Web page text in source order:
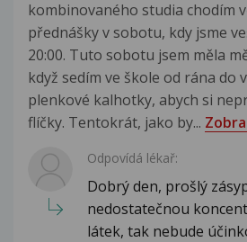
kombinovaného studia chodím
přednášky v sobotu, kdy jsme
20:00. Tuto sobotu jsem měla
když sedím ve škole od rána do
plenkové kalhotky, abych si
flíčky. Tentokrát, jako by...
Odpovídá lékař:
Dobrý den, prošlý
nedostatečnou
látek, tak nebude